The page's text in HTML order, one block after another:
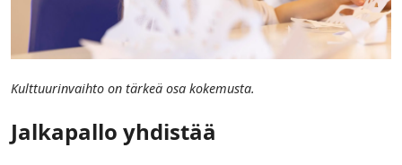
Kulttuurinvaihto on tärkeä osa kokemusta.
Jalkapallo yhdistää